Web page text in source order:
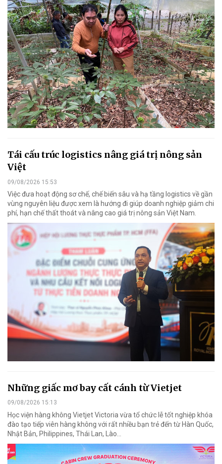
Tái cấu trúc logistics nâng giá trị nông sản
Việt
09/08/2026 15:53
Việc đưa hoạt động sơ chế, chế biến sâu và hạ tầng logistics về gần
vùng nguyên liệu được xem là hướng đi giúp doanh nghiệp giảm chi
phí, hạn chế thất thoát và nâng cao giá trị nông sản Việt Nam.
Những giấc mơ bay cất cánh từ Vietjet
09/08/2026 15:13
Học viện hàng không Vietjet Victoria vừa tổ chức lễ tốt nghiệp khóa
đào tạo tiếp viên hàng không với rất nhiều bạn trẻ đến từ Hàn Quốc,
Nhật Bản, Philippines, Thái Lan, Lào…